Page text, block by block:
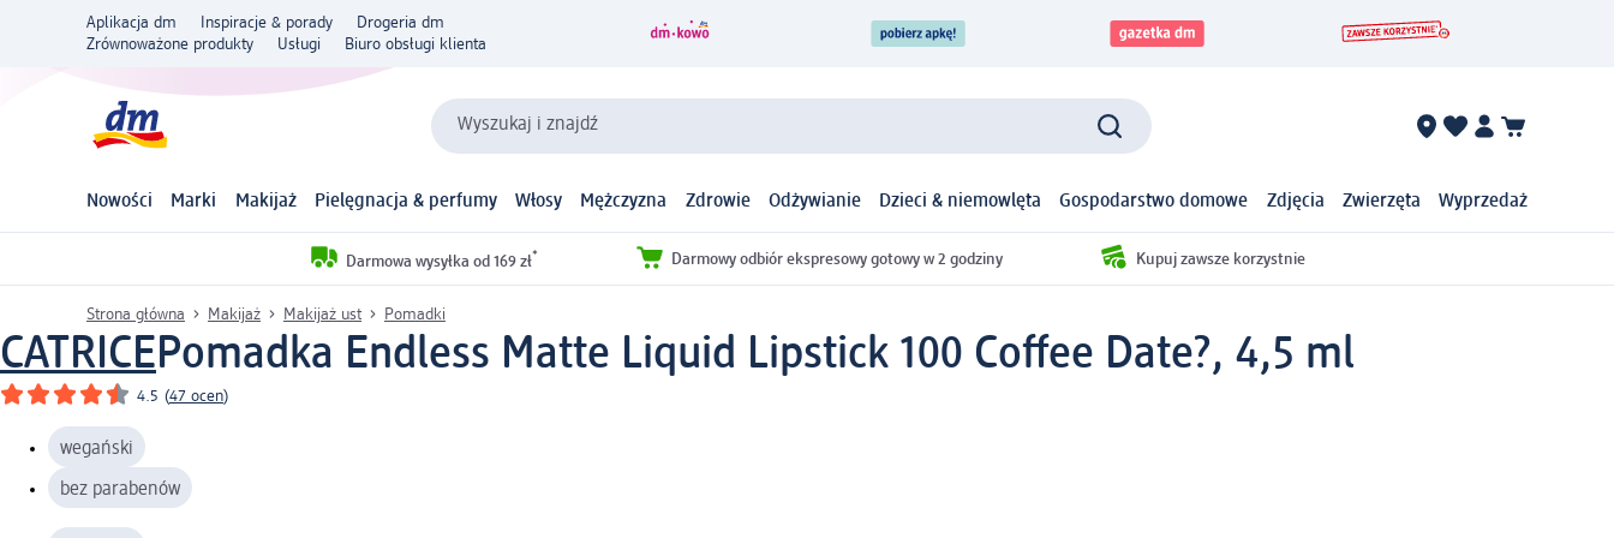
Aplikacja dm Inspiracje & porady
Drogeria dm
Zrównoważone produkty
Usługi Biuro obsługi klienta
Wyszukaj i znajdź
Nowości Marki Makijaż Pielęgnacja & perfumy Włosy Mężczyzna Zdrowie Odżywianie Dzieci & niemowlęta Gospodarstwo domowe Zdjęcia Zwierzęta Wyprzedaż
Darmowa wysyłka od 169 zł* Darmowy odbiór ekspresowy gotowy w 2 godziny Kupuj zawsze korzystnie
Strona główna Makijaż Makijaż ust Pomadki
CATRICEPomadka Endless Matte Liquid Lipstick 100 Coffee Date?, 4,5 ml
4.5 (47 ocen)
wegański
bez parabenów